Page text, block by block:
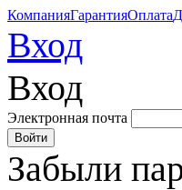
КомпанияГарантияОплата
Вход
Вход
Электронная почта
Забыли